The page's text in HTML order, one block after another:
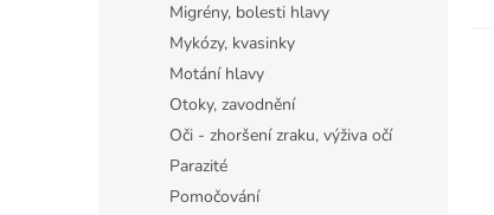
Migrény, bolesti hlavy
Mykózy, kvasinky
Motání hlavy
Otoky, zavodnění
Oči - zhoršení zraku, výživa očí
Parazité
Pomočování